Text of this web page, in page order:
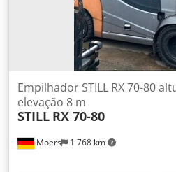
Moers 1 768 km
Empilhador STILL RX 70-80
elevação 8 m
STILL RX 70-80